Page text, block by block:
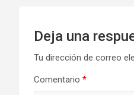
Deja una
Tu dirección de correo
Comentario *